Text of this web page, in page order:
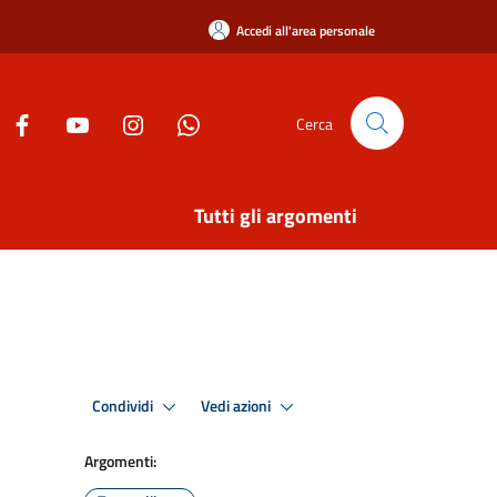
Accedi all'area personale
Cerca
Tutti gli argomenti
Condividi Vedi azioni
Argomenti: